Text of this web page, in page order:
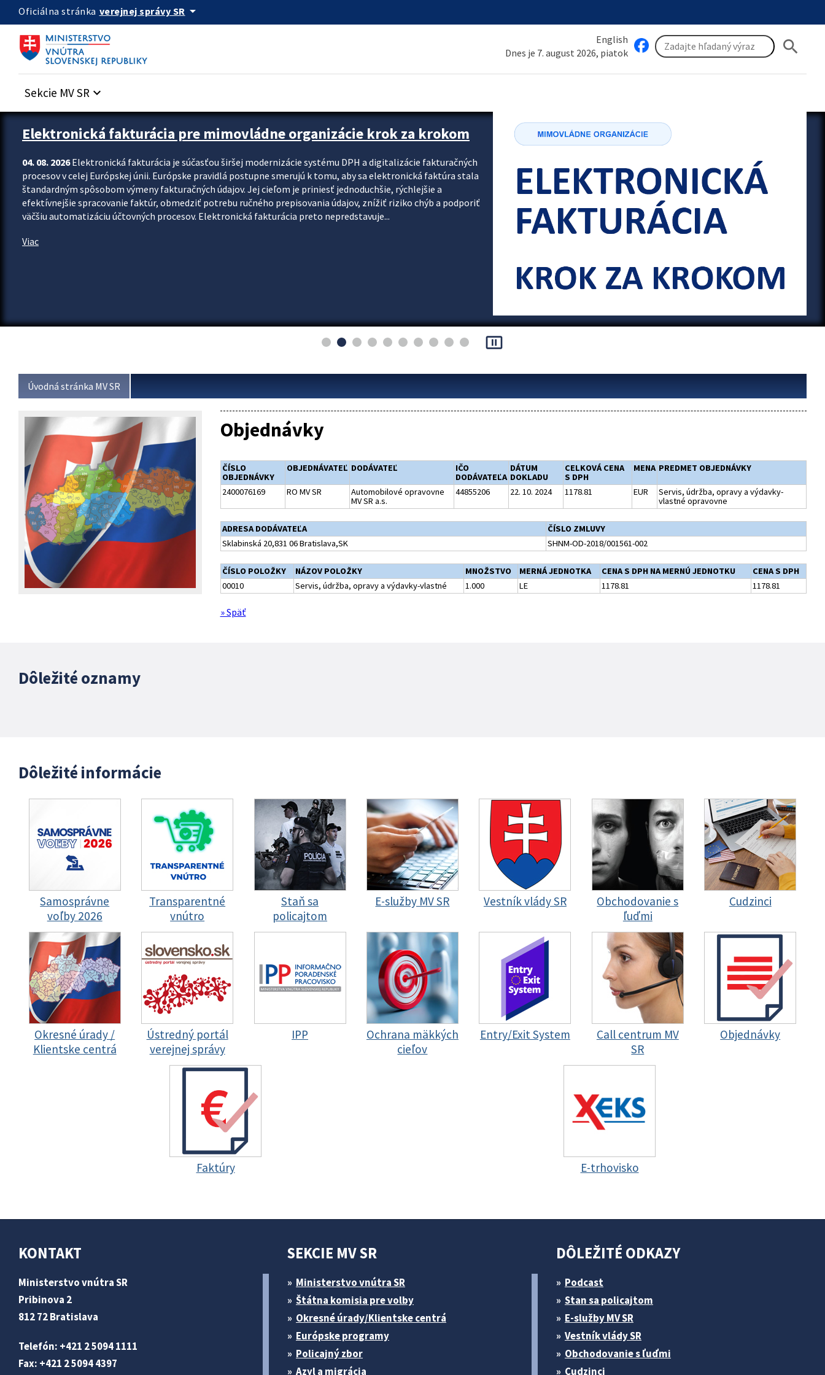
Preskocit na hlavný obsah
Oficiálna stránka verejnej správy SR arrow_drop_down
English
Dnes je 7. august 2026, piatok
search
Sekcie MV SR keyboard_arrow_down
Zastavit automatický posun upútavok
Elektronická fakturácia pre mimovládne organizácie krok za krokom
04. 08. 2026Elektronická fakturácia je súčasťou širšej modernizácie systému DPH a digitalizácie fakturačných
procesov v celej Európskej únii. Európske pravidlá postupne smerujú k tomu, aby sa elektronická faktúra stala
štandardným spôsobom výmeny fakturačných údajov. Jej cieľom je priniesť jednoduchšie, rýchlejšie a
efektívnejšie spracovanie faktúr, obmedziť potrebu ručného prepisovania údajov, znížiť riziko chýb a podporiť
väčšiu automatizáciu účtovných procesov. Elektronická fakturácia preto nepredstavuje...
Viac
pause_presentation
Úvodná stránka MV SR
Objednávky
ČÍSLO
OBJEDNÁVKY
OBJEDNÁVATEĽ DODÁVATEĽ
IČO
DODÁVATEĽA
DÁTUM
DOKLADU
CELKOVÁ CENA
S DPH
MENA PREDMET OBJEDNÁVKY
2400076169 RO MV SR
Automobilové opravovne
MV SR a.s.
44855206 22. 10. 2024 1178.81 EUR
Servis, údržba, opravy a výdavky-
vlastné opravovne
ADRESA DODÁVATEĽA
ČÍSLO ZMLUVY
Sklabinská 20,831 06 Bratislava,SK
SHNM-OD-2018/001561-002
ČÍSLO POLOŽKY NÁZOV POLOŽKY MNOŽSTVO MERNÁ JEDNOTKA CENA S DPH NA MERNÚ JEDNOTKU
CENA S DPH
00010
Servis, údržba, opravy a výdavky-vlastné 1.000 LE 1178.81 1178.81
» Späť
Dôležité oznamy
Dôležité informácie
Samosprávne
voľby 2026
Transparentné
vnútro
Staň sa
policajtom
E-služby MV SR Vestník vlády SR
Obchodovanie s
ľuďmi
Cudzinci
Okresné úrady /
Klientske centrá
Ústredný portál
verejnej správy
IPP
Ochrana mäkkých
cieľov
Entry/Exit System
Call centrum MV
SR
Objednávky
Faktúry E-trhovisko
KONTAKT
Ministerstvo vnútra SR
Pribinova 2
812 72 Bratislava
Telefón: +421 2 5094 1111
Fax: +421 2 5094 4397
SEKCIE MV SR
Ministerstvo vnútra SR
Štátna komisia pre volby
Okresné úrady/Klientske centrá
Európske programy
Policajný zbor
Azyl a migrácia
DÔLEŽITÉ ODKAZY
Podcast
Stan sa policajtom
E-služby MV SR
Vestník vlády SR
Obchodovanie s ľuďmi
Cudzinci